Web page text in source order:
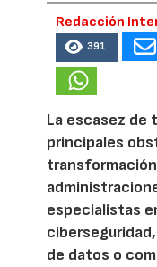
Redacción
391
La escasez de
principales
especialistas
de datos o